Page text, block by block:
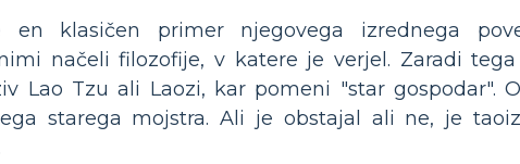
klasičen primer njegovega izrednega
načeli filozofije, v katere je verjel. Zaradi
Lao Tzu ali Laozi, kar pomeni "star gospodar".
starega mojstra. Ali je obstajal ali ne, je